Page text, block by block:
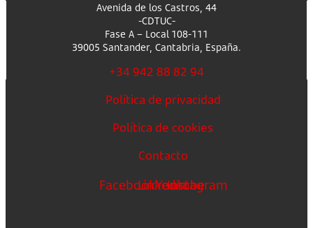
Avenida de los Castros, 44
-CDTUC-
Fase A – Local 108-111
39005 Santander, Cantabria, España.
+34 942 88 82 94
Política de privacidad
Política de cookies
Contacto
FacebookLinkedin
Youtube
Instagram